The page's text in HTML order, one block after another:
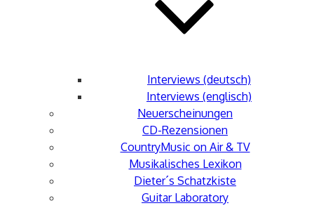
Interviews (deutsch)
Interviews (englisch)
Neuerscheinungen
CD-Rezensionen
CountryMusic on Air & TV
Musikalisches Lexikon
Dieter´s Schatzkiste
Guitar Laboratory